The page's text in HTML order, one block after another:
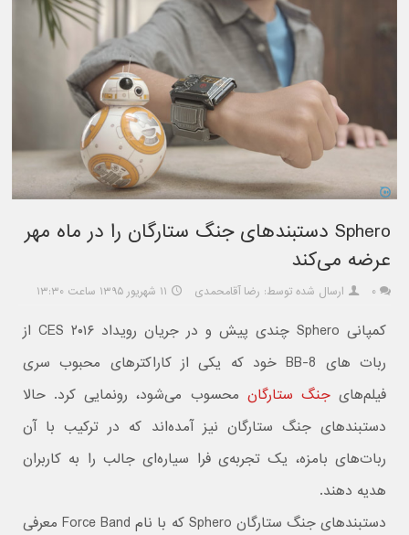
Sphero دستبندهای جنگ ستارگان را در ماه مهر
عرضه می‌کند
۰ ارسال شده توسط: رضا آقامحمدی ۱۱ شهریور ۱۳۹۵ ساعت ۱۳:۳۰
کمپانی Sphero چندی پیش و در جریان رویداد CES ۲۰۱۶ از
ربات های BB-8 خود که یکی از کاراکترهای محبوب سری
فیلم‌هایجنگ ستارگان محسوب می‌شود، رونمایی کرد. حالا
دستبندهای جنگ ستارگان نیز آمده‌اند که در ترکیب با آن
ربات‌های بامزه، یک تجربه‌ی فرا سیاره‌ای جالب را به کاربران
هدیه دهند.
دستبندهای جنگ ستارگان Sphero که با نام Force Band معرفی